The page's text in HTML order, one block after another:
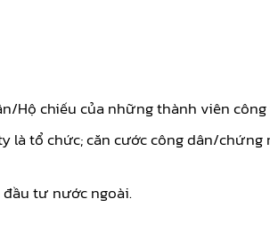
Hộ chiếu của những thành viên
là tổ chức; căn cước công dân/
tư nước ngoài.